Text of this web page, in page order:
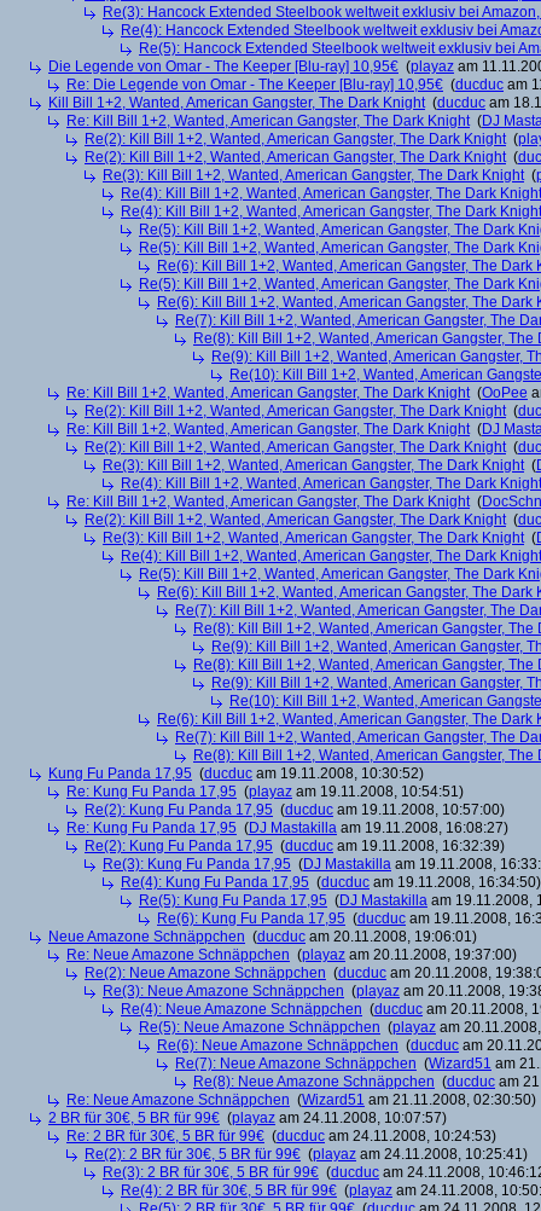
Re(3): Hancock Extended Steelbook weltweit exklusiv bei
Re(4): Hancock Extended Steelbook weltweit exklusiv bei
Re(5): Hancock Extended Steelbook weltweit exklusiv bei
Die Legende von Omar - The Keeper [Blu-ray] 10,95€ (playaz am
Re: Die Legende von Omar - The Keeper [Blu-ray] 10,95€ (ducduc am
Kill Bill 1+2, Wanted, American Gangster, The Dark Knight(ducduc am
Re: Kill Bill 1+2, Wanted, American Gangster, The Dark Knight(DJ
Re(2): Kill Bill 1+2, Wanted, American Gangster, The Dark Knight(
Re(2): Kill Bill 1+2, Wanted, American Gangster, The Dark Knight(
Re(3): Kill Bill 1+2, Wanted, American Gangster, The Dark Knight(
Re(4): Kill Bill 1+2, Wanted, American Gangster, The Dark Knight
Re(4): Kill Bill 1+2, Wanted, American Gangster, The Dark Knight
Re(5): Kill Bill 1+2, Wanted, American Gangster, The Dark
Re(5): Kill Bill 1+2, Wanted, American Gangster, The Dark
Re(6): Kill Bill 1+2, Wanted, American Gangster, The Dark
Re(5): Kill Bill 1+2, Wanted, American Gangster, The Dark
Re(6): Kill Bill 1+2, Wanted, American Gangster, The Dark
Re(7): Kill Bill 1+2, Wanted, American Gangster, The
Re(8): Kill Bill 1+2, Wanted, American Gangster, The
Re(9): Kill Bill 1+2, Wanted, American Gangster,
Re(10): Kill Bill 1+2, Wanted, American
Re: Kill Bill 1+2, Wanted, American Gangster, The Dark Knight(OoPee
Re(2): Kill Bill 1+2, Wanted, American Gangster, The Dark Knight(
Re: Kill Bill 1+2, Wanted, American Gangster, The Dark Knight(DJ
Re(2): Kill Bill 1+2, Wanted, American Gangster, The Dark Knight(
Re(3): Kill Bill 1+2, Wanted, American Gangster, The Dark Knight(
Re(4): Kill Bill 1+2, Wanted, American Gangster, The Dark Knight
Re: Kill Bill 1+2, Wanted, American Gangster, The Dark Knight(
Re(2): Kill Bill 1+2, Wanted, American Gangster, The Dark Knight(
Re(3): Kill Bill 1+2, Wanted, American Gangster, The Dark Knight(
Re(4): Kill Bill 1+2, Wanted, American Gangster, The Dark Knight
Re(5): Kill Bill 1+2, Wanted, American Gangster, The Dark
Re(6): Kill Bill 1+2, Wanted, American Gangster, The Dark
Re(7): Kill Bill 1+2, Wanted, American Gangster, The
Re(8): Kill Bill 1+2, Wanted, American Gangster, The
Re(9): Kill Bill 1+2, Wanted, American Gangster,
Re(8): Kill Bill 1+2, Wanted, American Gangster, The
Re(9): Kill Bill 1+2, Wanted, American Gangster,
Re(10): Kill Bill 1+2, Wanted, American
Re(6): Kill Bill 1+2, Wanted, American Gangster, The Dark
Re(7): Kill Bill 1+2, Wanted, American Gangster, The
Re(8): Kill Bill 1+2, Wanted, American Gangster, The
Kung Fu Panda 17,95 (ducduc am 19.11.2008, 10:30:52)
Re: Kung Fu Panda 17,95 (playaz am 19.11.2008, 10:54:51)
Re(2): Kung Fu Panda 17,95 (ducduc am 19.11.2008, 10:57:00)
Re: Kung Fu Panda 17,95 (DJ Mastakilla am 19.11.2008, 16:08:27)
Re(2): Kung Fu Panda 17,95 (ducduc am 19.11.2008, 16:32:39)
Re(3): Kung Fu Panda 17,95 (DJ Mastakilla am 19.11.2008,
Re(4): Kung Fu Panda 17,95 (ducduc am 19.11.2008, 16:34:50)
Re(5): Kung Fu Panda 17,95 (DJ Mastakilla am 19.11.2008,
Re(6): Kung Fu Panda 17,95 (ducduc am 19.11.2008,
Neue Amazone Schnäppchen (ducduc am 20.11.2008, 19:06:01)
Re: Neue Amazone Schnäppchen (playaz am 20.11.2008, 19:37:00)
Re(2): Neue Amazone Schnäppchen (ducduc am 20.11.2008,
Re(3): Neue Amazone Schnäppchen (playaz am 20.11.2008,
Re(4): Neue Amazone Schnäppchen (ducduc am 20.11.2008,
Re(5): Neue Amazone Schnäppchen (playaz am
Re(6): Neue Amazone Schnäppchen (ducduc am
Re(7): Neue Amazone Schnäppchen (Wizard51 am
Re(8): Neue Amazone Schnäppchen (ducduc am
Re: Neue Amazone Schnäppchen (Wizard51 am 21.11.2008, 02:30:50)
2 BR für 30€, 5 BR für 99€ (playaz am 24.11.2008, 10:07:57)
Re: 2 BR für 30€, 5 BR für 99€ (ducduc am 24.11.2008, 10:24:53)
Re(2): 2 BR für 30€, 5 BR für 99€ (playaz am 24.11.2008, 10:25:41)
Re(3): 2 BR für 30€, 5 BR für 99€ (ducduc am 24.11.2008,
Re(4): 2 BR für 30€, 5 BR für 99€ (playaz am 24.11.2008,